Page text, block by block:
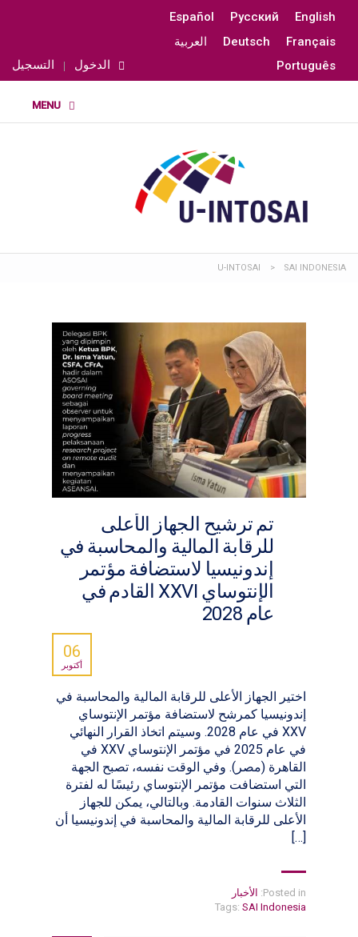
English
Русский
Español
Français
Deutsch
العربية
Português
الدخول التسجيل
U-INTOSAI > SAI INDONESIA
تم ترشيح الجهاز الأعلى
للرقابة المالية والمحاسبة في
إندونيسيا لاستضافة مؤتمر
الإنتوساي XXVI القادم في
عام 2028
06
أكتوبر
اختير الجهاز الأعلى للرقابة المالية والمحاسبة في
إندونيسيا كمرشح لاستضافة مؤتمر الإنتوساي
XXV في عام 2028. وسيتم اتخاذ القرار النهائي
في عام 2025 في مؤتمر الإنتوساي XXV في
القاهرة (مصر). وفي الوقت نفسه، تصبح الجهة
التي استضافت مؤتمر الإنتوساي رئيسًا له لفترة
الثلاث سنوات القادمة. وبالتالي، يمكن للجهاز
الأعلى للرقابة المالية والمحاسبة في إندونيسيا أن
[…]
Posted in: الأخبار
Tags: SAI Indonesia